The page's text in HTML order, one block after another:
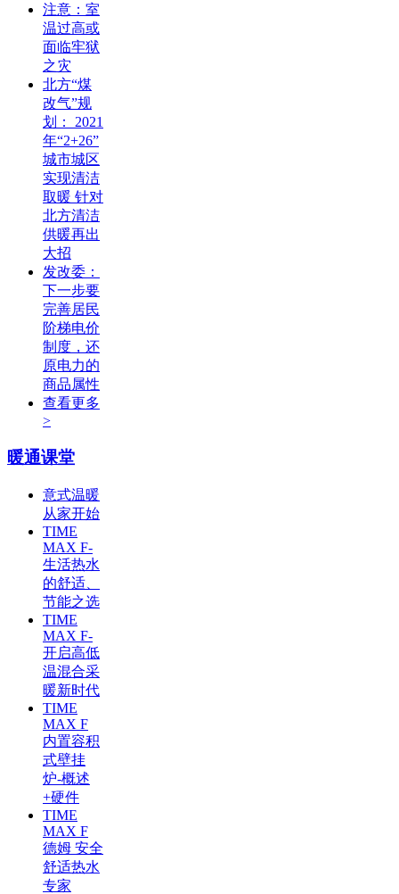
注意：室
温过高或
面临牢狱
之灾
北方“煤
改气”规
划： 2021
年“2+26”
城市城区
实现清洁
取暖 针对
北方清洁
供暖再出
大招
发改委：
下一步要
完善居民
阶梯电价
制度，还
原电力的
商品属性
查看更多
>
暖通课堂
意式温暖
从家开始
TIME
MAX F-
生活热水
的舒适、
节能之选
TIME
MAX F-
开启高低
温混合采
暖新时代
TIME
MAX F
内置容积
式壁挂
炉-概述
+硬件
TIME
MAX F
德姆 安全
舒适热水
专家